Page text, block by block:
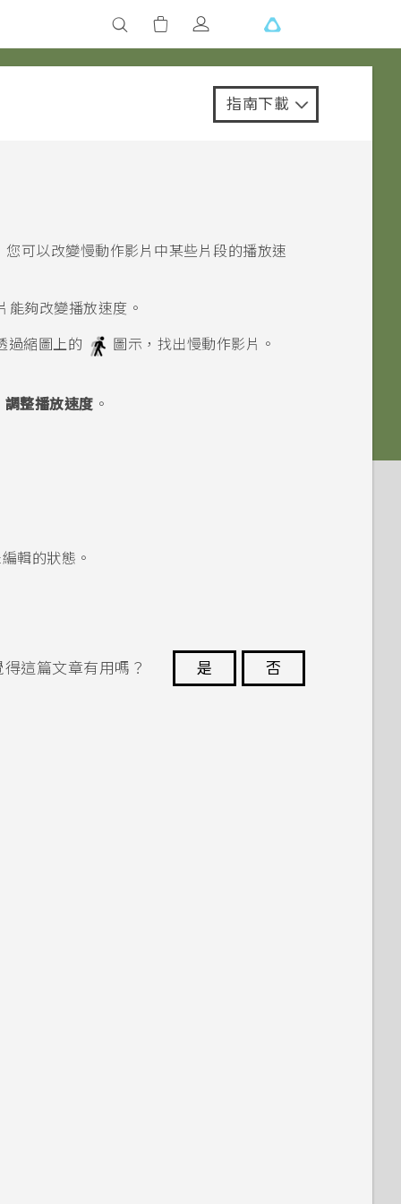
指南下載
可以改變慢動作影片中某些片段的播放速
能夠改變播放速度。
過縮圖上的 圖示，找出慢動作影片。
調整播放速度 。
輯的狀態。
得這篇文章有用嗎？ 是
否